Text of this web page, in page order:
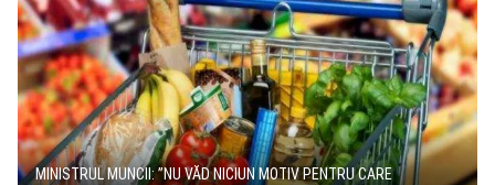
MINISTRUL MUNCII: ”NU VĂD NICIUN MOTIV PENTRU CARE